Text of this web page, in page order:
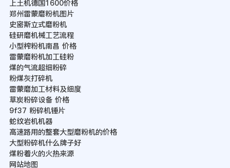
上土机德国1600价格
郑州雷蒙磨粉机图片
史密斯立式磨粉机
硅研磨机械工艺流程
小型榨粉机南昌 价格
雷蒙磨粉机加工硅粉
煤的气流超细粉碎
粉煤灰打碎机
雷蒙磨加工材料及细度
草炭粉碎设备 价格
9f37 粉碎机锤片
蛇纹岩机机器
高速路用的整套大型磨粉机的价格
大型粉碎机什么牌子好
煤粉着火的火热来源
网站地图